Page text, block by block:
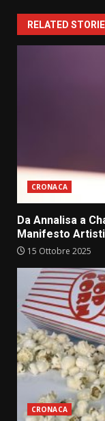
RELATED
CRONACA
Da Annalisa a
Manifesto
15 Ottobre 2025
CRONACA